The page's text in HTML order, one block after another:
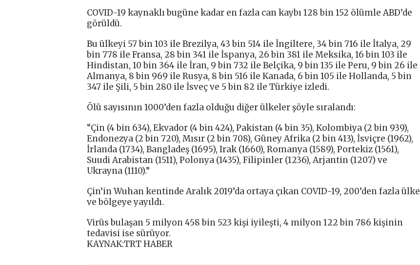
COVID-19 kaynaklı bugüne kadar en fazla can kaybı 128 bin 152 ölümle ABD’de
görüldü.
Bu ülkeyi 57 bin 103 ile Brezilya, 43 bin 514 ile İngiltere, 34 bin 716 ile İtalya, 29
bin 778 ile Fransa, 28 bin 341 ile İspanya, 26 bin 381 ile Meksika, 16 bin 103 ile
Hindistan, 10 bin 364 ile İran, 9 bin 732 ile Belçika, 9 bin 135 ile Peru, 9 bin 26 ile
Almanya, 8 bin 969 ile Rusya, 8 bin 516 ile Kanada, 6 bin 105 ile Hollanda, 5 bin
347 ile Şili, 5 bin 280 ile İsveç ve 5 bin 82 ile Türkiye izledi.
Ölü sayısının 1000’den fazla olduğu diğer ülkeler şöyle sıralandı:
“Çin (4 bin 634), Ekvador (4 bin 424), Pakistan (4 bin 35), Kolombiya (2 bin 939),
Endonezya (2 bin 720), Mısır (2 bin 708), Güney Afrika (2 bin 413), İsviçre (1962),
İrlanda (1734), Bangladeş (1695), Irak (1660), Romanya (1589), Portekiz (1561),
Suudi Arabistan (1511), Polonya (1435), Filipinler (1236), Arjantin (1207) ve
Ukrayna (1110).”
Çin’in Wuhan kentinde Aralık 2019’da ortaya çıkan COVID-19, 200’den fazla ülke
ve bölgeye yayıldı.
Virüs bulaşan 5 milyon 458 bin 523 kişi iyileşti, 4 milyon 122 bin 786 kişinin
tedavisi ise sürüyor.
KAYNAK:TRT HABER